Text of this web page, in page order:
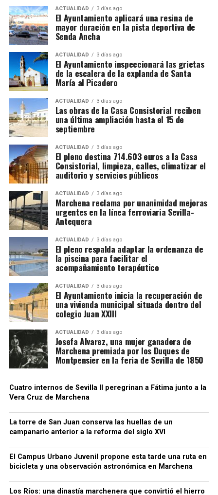
De Tiziano a Vasco Pereira
Vasco Pereira, un pintor portugués afincado en
Sevilla, fue testigo del impacto que Tiziano tenía en
la corte.Su Anunciación de 1576 es una copia
reinterpretada de la obra del maestro veneciano,y fue
encargada para la Iglesia de San Juan Bautista de
Marchena por los Duques de Arcos.
La clave está en Luis Cristóbal Ponce de León,
Duque de Arcos, quien mantenía una relación
privilegiada con los Habsburgo.
y Felipe IIle aseguró un lugar en el
la monarquía, y fue precisamente esta conexión la que
propició la llegada de la copia de Pereira al Palacio
Ducal de Marchena.
Luis Cristóbal Ponce de León, II Duque de Arcos, fue
un noble humanista y culto, prototipo del hombre
renacentista, que protegió y se rodeó de artistas
como el músico Cristóbal de Morales o el orfebre
Juan Ruiz.
Luis Cristóbal no solo era un noble con influencia
No todas las explotaciones ofrecen las mismas
condiciones. Algunas proporcionan alojamiento y
comida gratuitamente, otras solamente vivienda o
una comida diaria y también existen contratos sin
manutención ni alojamiento.
El trabajador debe comprobar antes de salir:
Salario bruto por hora.
Duración mínima del contrato.
Horario y pago de horas extraordinarias.
Condiciones del alojamiento.
Comidas incluidas.
Transporte hasta las parcelas.
Alta en la Seguridad Social agraria francesa.
Los sindicatos advierten de que nadie debe cobrar al
trabajador por conseguirle una oferta. Recomiendan
viajar con el contrato acordado directamente con la
explotación y desconfiar de anuncios difundidos por
redes sociales que soliciten pagos anticipados.
Por qué prefieren Francia
La principal razón es económica. Los jornaleros
pueden concentrar en pocas semanas unos ingresos
superiores a los obtenidos en campañas
equivalentes en Andalucía. También encuentran
mayor control de las jornadas, pago regulado de las
horas extras y cuadrillas que regresan a las mismas
CCOO sostiene que estos desplazamientos
demuestran que no faltan trabajadores para el
campo, sino empleos con condiciones
suficientemente atractivas. El sindicato reclama al
empresariado andaluz que tome como referencia el
modelo laboral francés.
ACTUALIDAD 3 días ago
El Ayuntamiento aplicará una resina de
mayor duración en la pista deportiva de
Senda Ancha
ACTUALIDAD 3 días ago
El Ayuntamiento inspeccionará las grietas
de la escalera de la explanda de Santa
María al Picadero
ACTUALIDAD 3 días ago
Las obras de la Casa Consistorial reciben
una última ampliación hasta el 15 de
septiembre
ACTUALIDAD 3 días ago
El pleno destina 714.603 euros a la Casa
Consistorial, limpieza, calles, climatizar el
auditorio y servicios públicos
ACTUALIDAD 3 días ago
Marchena reclama por unanimidad mejoras
urgentes en la línea ferroviaria Sevilla-
Antequera
ACTUALIDAD 3 días ago
El pleno respalda adaptar la ordenanza de
la piscina para facilitar el
acompañamiento terapéutico
ACTUALIDAD 3 días ago
El Ayuntamiento inicia la recuperación de
una vivienda municipal situada dentro del
colegio Juan XXIII
ACTUALIDAD 3 días ago
Josefa Alvarez, una mujer ganadera de
Marchena premiada por los Duques de
Montpensier en la feria de Sevilla de 1850
Cuatro internos de Sevilla II peregrinan a Fátima junto a la
Vera Cruz de Marchena
La torre de San Juan conserva las huellas de un
campanario anterior a la reforma del siglo XVI
El Campus Urbano Juvenil propone esta tarde una ruta en
bicicleta y una observación astronómica en Marchena
Los Ríos: una dinastía marchenera que convirtió el hierro